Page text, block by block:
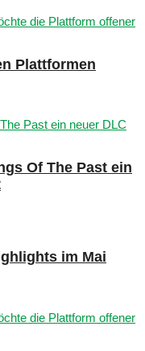
Plattformen
Of The Past ein
im Mai